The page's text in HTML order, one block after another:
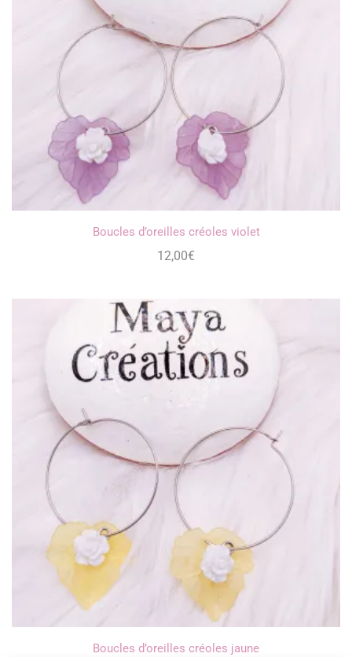
Boucles d’oreilles créoles violet
12,00€
Boucles d’oreilles créoles jaune